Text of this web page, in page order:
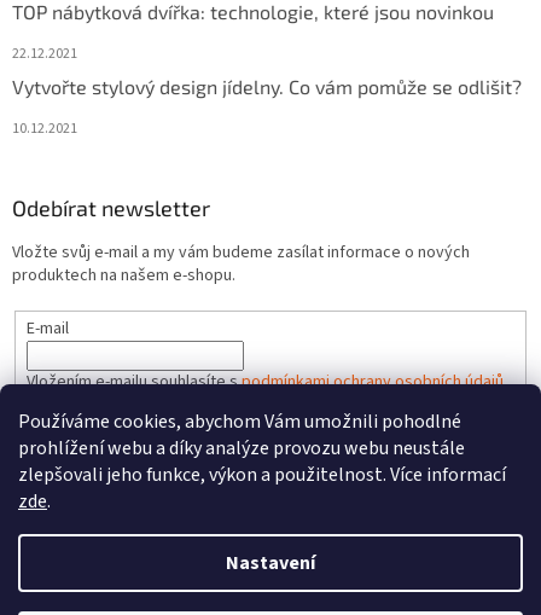
Používáme cookies, abychom Vám umožnili pohodlné
prohlížení webu a díky analýze provozu webu neustále
zlepšovali jeho funkce, výkon a použitelnost. Více informací
zde.
Nastavení
TOP nábytková dvířka: technologie, které jsou novinkou
22.12.2021
Vytvořte stylový design jídelny. Co vám pomůže se odlišit?
10.12.2021
Odebírat newsletter
Vložte svůj e-mail a my vám budeme zasílat informace o nových
produktech na našem e-shopu.
E-mail
Vložením e-mailu souhlasíte spodmínkami ochrany osobních údajů
PŘIHLÁSIT SE